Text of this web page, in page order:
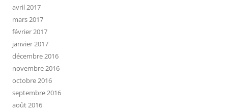
avril 2017
mars 2017
février 2017
janvier 2017
décembre 2016
novembre 2016
octobre 2016
septembre 2016
août 2016